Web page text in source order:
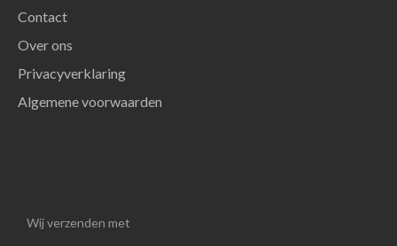
Contact
Over ons
Privacyverklaring
Algemene voorwaarden
Wij verzenden met